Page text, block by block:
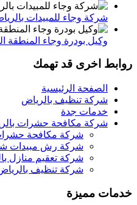
شركة وجاء للمبيدات
وكيل بودرة وجاء المنطقة
روابط اخرى قد تهمك
الصفحة الرئيسية
شركة تنظيف بالرياض
خدمات جدة
شركة مكافحة حشرات
شركة مكافحة
شركة رش مبيدات
شركة تعقيم منازل
شركة تنظيف
خدمات مميزة